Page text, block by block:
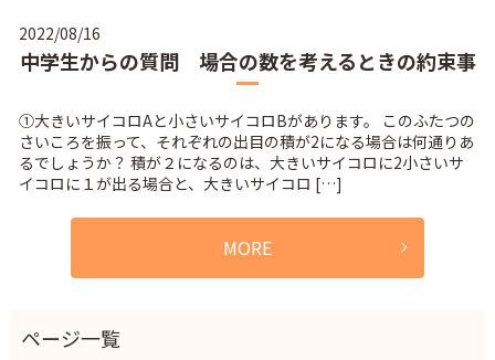
2022/08/16
中学生からの質問 場合の数を考えるときの約束事
①大きいサイコロAと小さいサイコロBがあります。 このふたつの
さいころを振って、それぞれの出目の積が2になる場合は何通りあ
るでしょうか？ 積が２になるのは、大きいサイコロに2小さいサ
イコロに１が出る場合と、大きいサイコロ […]
MORE